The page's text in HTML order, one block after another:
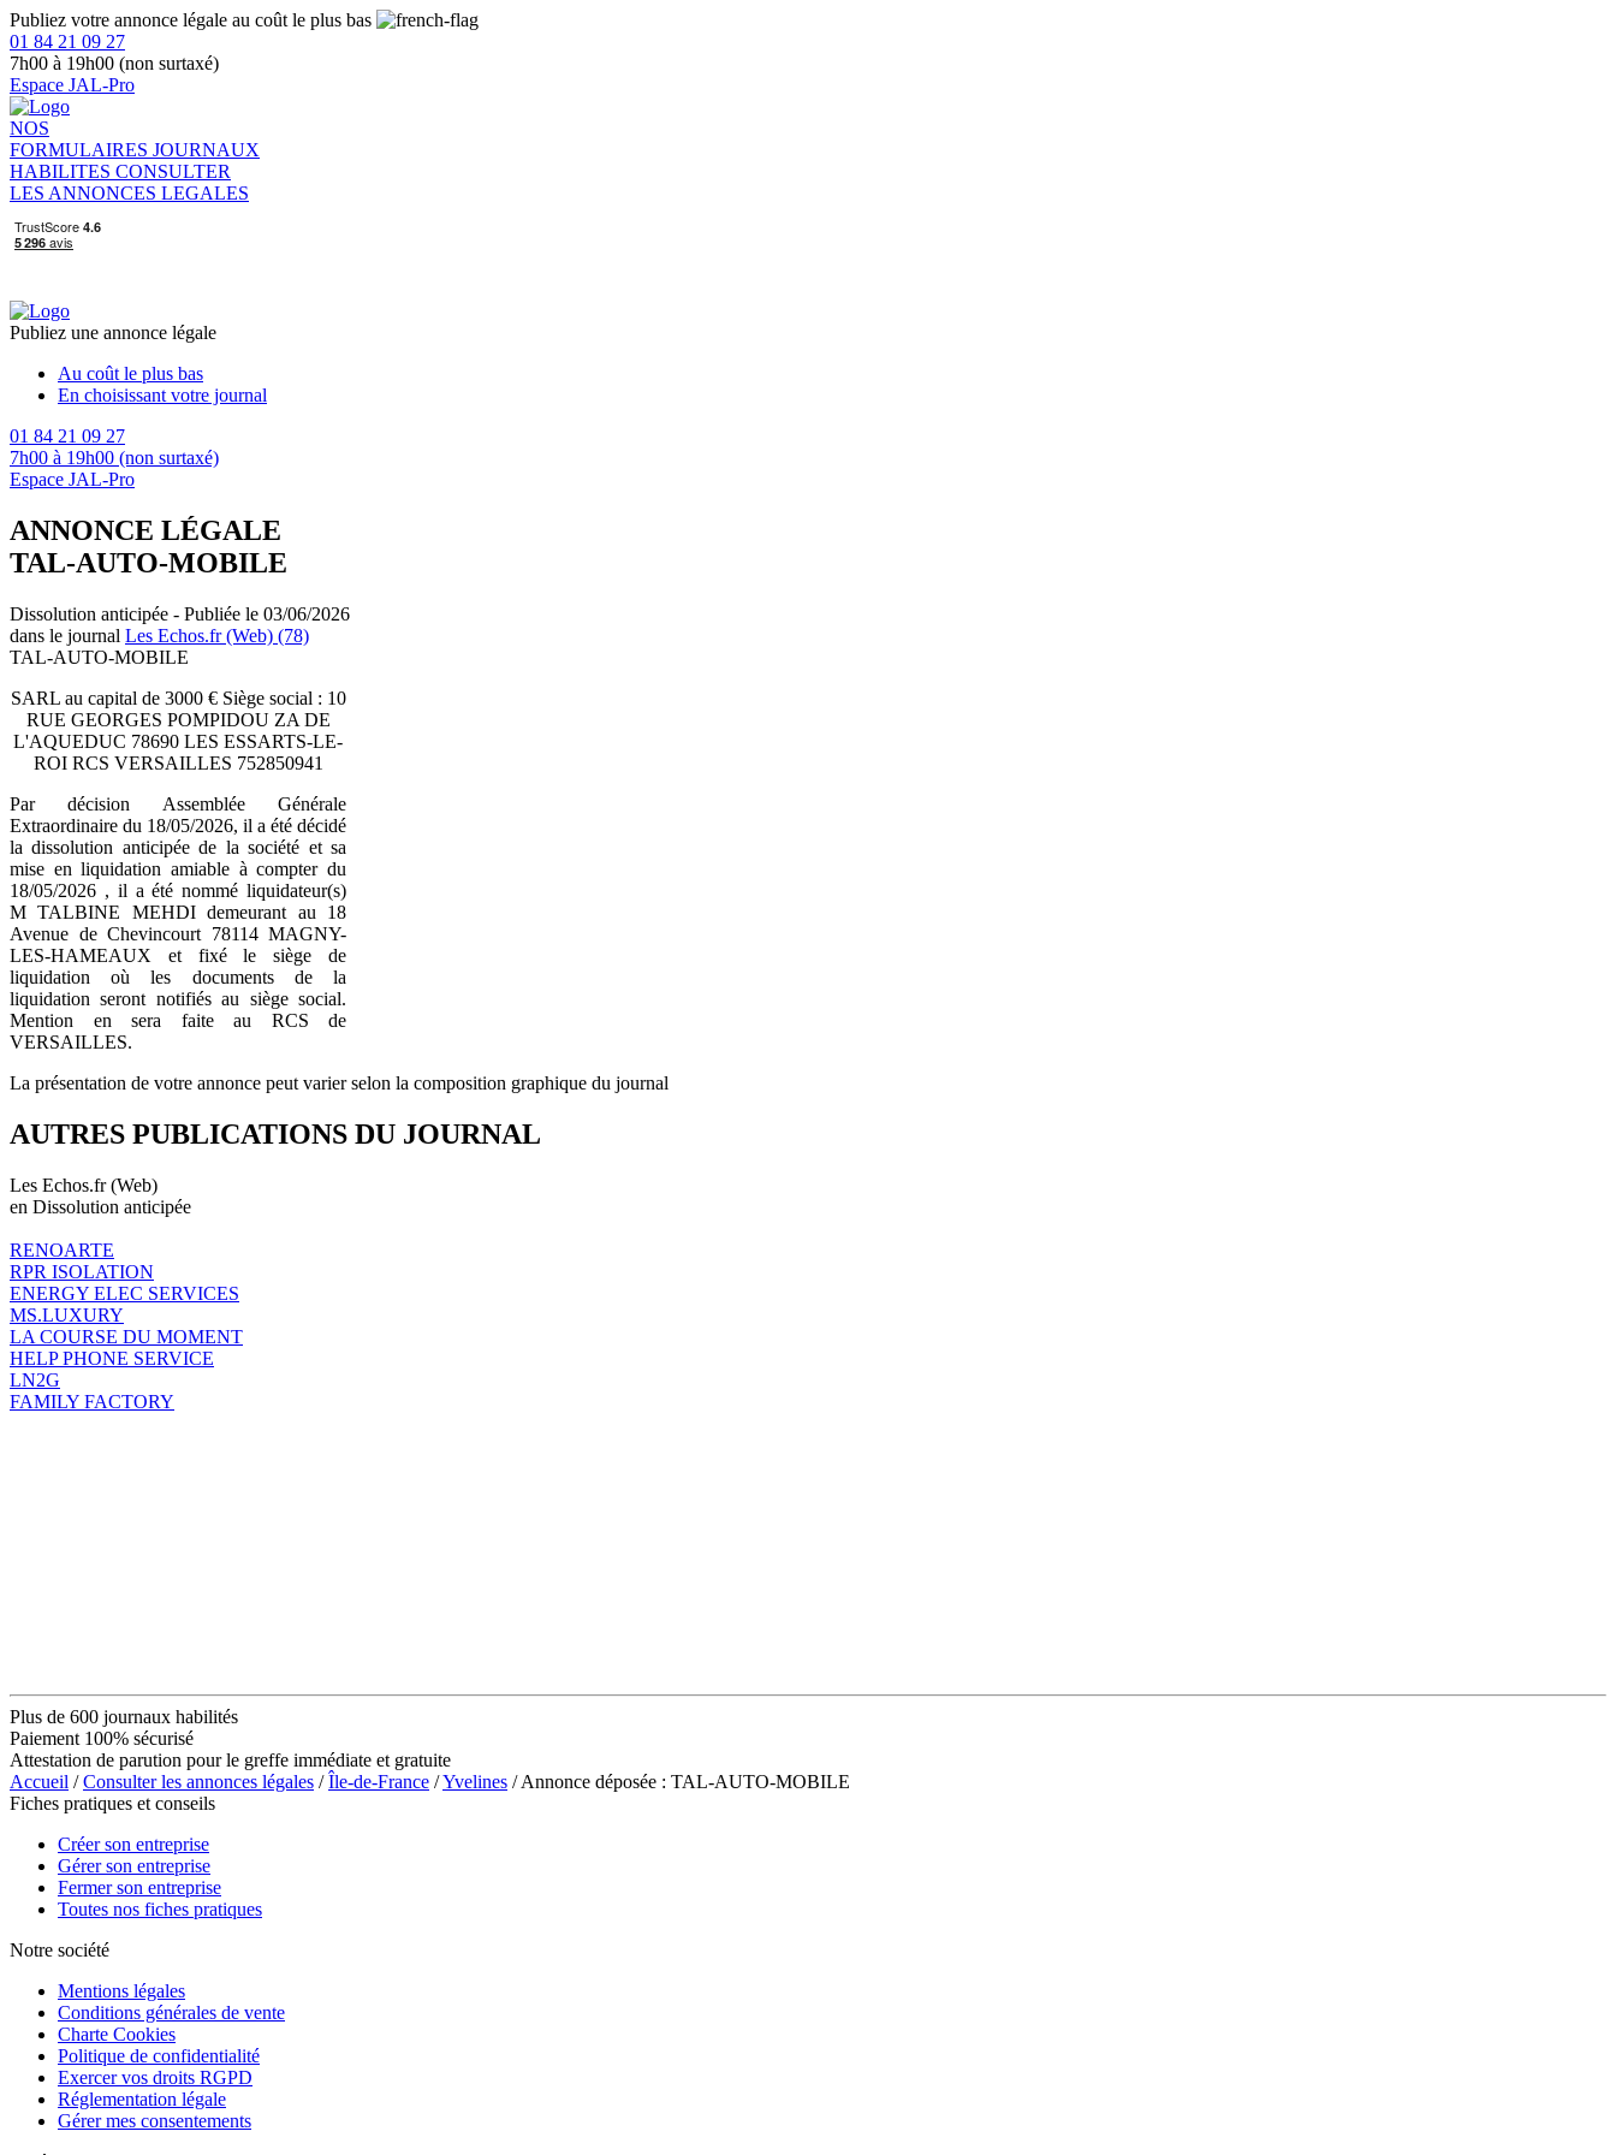
Publiez votre annonce légale au coût le plus bas
01 84 21 09 27
7h00 à 19h00 (non surtaxé)
Espace JAL-Pro
NOS
FORMULAIRES JOURNAUX
HABILITES CONSULTER
LES ANNONCES LEGALES
Publiez une annonce légale
Au coût le plus bas
En choisissant votre journal
01 84 21 09 27
7h00 à 19h00 (non surtaxé)
Espace JAL-Pro
ANNONCE LÉGALE
TAL-AUTO-MOBILE
Dissolution anticipée - Publiée le 03/06/2026
dans le journal Les Echos.fr (Web) (78)
TAL-AUTO-MOBILE
SARL au capital de 3000 € Siège social : 10
RUE GEORGES POMPIDOU ZA DE
L'AQUEDUC 78690 LES ESSARTS-LE-
ROI RCS VERSAILLES 752850941
Par décision Assemblée Générale
Extraordinaire du 18/05/2026, il a été décidé
la dissolution anticipée de la société et sa
mise en liquidation amiable à compter du
18/05/2026 , il a été nommé liquidateur(s)
M TALBINE MEHDI demeurant au 18
Avenue de Chevincourt 78114 MAGNY-
LES-HAMEAUX et fixé le siège de
liquidation où les documents de la
liquidation seront notifiés au siège social.
Mention en sera faite au RCS de
VERSAILLES.
La présentation de votre annonce peut varier selon la composition graphique du journal
AUTRES PUBLICATIONS DU JOURNAL
Les Echos.fr (Web)
en Dissolution anticipée
RENOARTE
RPR ISOLATION
ENERGY ELEC SERVICES
MS.LUXURY
LA COURSE DU MOMENT
HELP PHONE SERVICE
LN2G
FAMILY FACTORY
Plus de 600 journaux habilités
Paiement 100% sécurisé
Attestation de parution pour le greffe immédiate et gratuite
Accueil /Consulter les annonces légales /Île-de-France /Yvelines / Annonce déposée : TAL-AUTO-MOBILE
Fiches pratiques et conseils
Créer son entreprise
Gérer son entreprise
Fermer son entreprise
Toutes nos fiches pratiques
Notre société
Mentions légales
Conditions générales de vente
Charte Cookies
Politique de confidentialité
Exercer vos droits RGPD
Réglementation légale
Gérer mes consentements